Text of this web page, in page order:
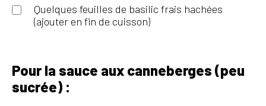
Quelques feuilles de basilic frais hachées
(ajouter en fin de cuisson)
Pour la sauce aux canneberges (peu
sucrée) :